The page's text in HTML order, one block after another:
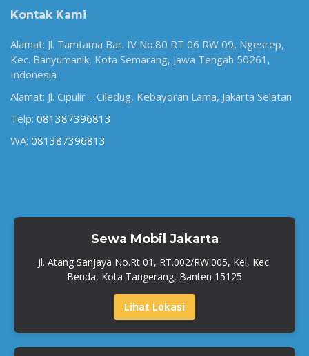
Kontak Kami
Alamat: Jl. Tamtama Bar. IV No.80 RT 06 RW 09, Ngesrep,
Kec. Banyumanik, Kota Semarang, Jawa Tengah 50261,
Indonesia
Alamat: Jl. Cipulir – Ciledug, Kebayoran Lama, Jakarta Selatan
Telp: 081387396813
WA: 081387396813
Sewa Mobil Jakarta
Jl. Atang Sanjaya No.Rt 01, RT.002/RW.005, Kel, Kec.
Benda, Kota Tangerang, Banten 15125
Lihat Lokasi